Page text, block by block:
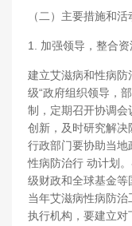
（二）主要措施和活
1. 加强领导，整合资
建立艾滋病和性病防
级“政府组织领导，
制，定期召开协调
创新，及时研究解
行政部门要协助当
性病防治行 动计划
级财政和全球基金等
当年艾滋病性病防
执行机构，要建立